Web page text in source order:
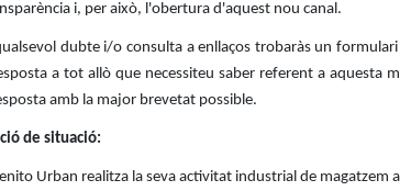
i, per això, l'obertura d'aquest nou canal.
dubte i/o consulta a enllaços trobaràs un
a tot allò que necessiteu saber referent a aquesta
amb la major brevetat possible.
de situació:
Urban realitza la seva activitat industrial de magatzem